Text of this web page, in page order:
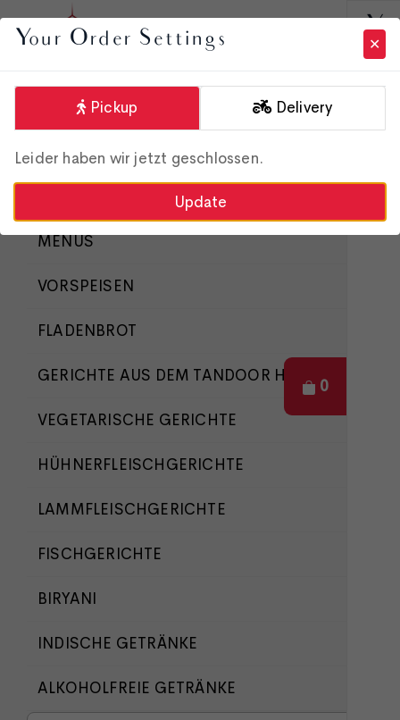
Order Online
MENÜS
VORSPEISEN
FLADENBROT
GERICHTE AUS DEM TANDOOR HOLZOFEN
VEGETARISCHE GERICHTE
HÜHNERFLEISCHGERICHTE
LAMMFLEISCHGERICHTE
FISCHGERICHTE
BIRYANI
INDISCHE GETRÄNKE
ALKOHOLFREIE GETRÄNKE
0
Your Order Settings
Pickup Delivery
Leider haben wir jetzt geschlossen.
Update